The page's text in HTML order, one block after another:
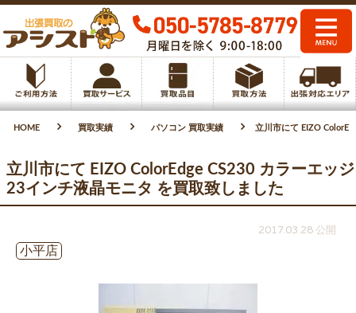
HOME 買取実績 パソコン 買取実績 立川市にて EIZO
立川市にて EIZO ColorEdge CS230 カラーエッジ
23インチ液晶モニタ を買取致しました
2017.03.28 公開
小平店